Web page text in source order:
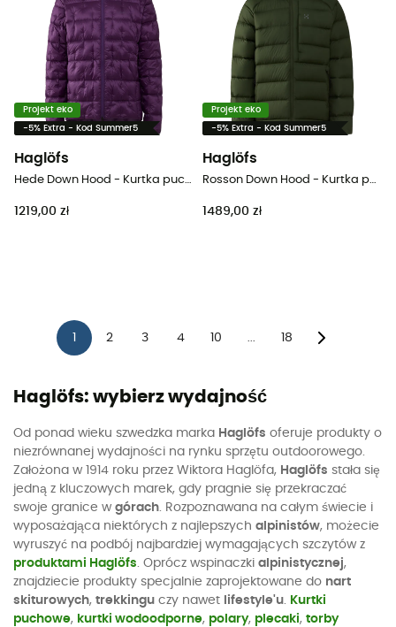
Projekt eko
-5% Extra - Kod Summer5
Haglöfs
Hede Down Hood - Kurtka puchowa meski
1219,00 zł
Projekt eko
-5% Extra - Kod Summer5
Haglöfs
Rosson Down Hood - Kurtka puchowa meski
1489,00 zł
1 2 3 4 10 18
Haglöfs: wybierz wydajność
Od ponad wieku szwedzka marka Haglöfs oferuje produkty o
niezrównanej wydajności na rynku sprzętu outdoorowego.
Założona w 1914 roku przez Wiktora Haglöfa, Haglöfs stała się
jedną z kluczowych marek, gdy pragnie się przekraczać
swoje granice w górach. Rozpoznawana na całym świecie i
wyposażająca niektórych z najlepszych alpinistów, możecie
wyruszyć na podbój najbardziej wymagających szczytów z
produktami Haglöfs. Oprócz wspinaczki alpinistycznej,
znajdziecie produkty specjalnie zaprojektowane do nart
skiturowych, trekkingu czy nawet lifestyle'u. Kurtki
puchowe, kurtki wodoodporne, polary, plecaki, torby